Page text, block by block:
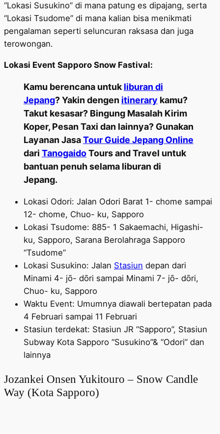
“Lokasi Susukino” di mana patung es dipajang, serta
“Lokasi Tsudome” di mana kalian bisa menikmati
pengalaman seperti seluncuran raksasa dan juga
terowongan.
Lokasi Event Sapporo Snow Fastival:
Kamu berencana untuk liburan di
Jepang? Yakin dengen itinerary kamu?
Takut kesasar? Bingung Masalah Kirim
Koper, Pesan Taxi dan lainnya? Gunakan
Layanan JasaTour Guide Jepang Online
dari TanogaidoTours and Travel untuk
bantuan penuh selama liburan di
Jepang.
Lokasi Odori: Jalan Odori Barat 1- chome sampai
12- chome, Chuo- ku, Sapporo
Lokasi Tsudome: 885- 1 Sakaemachi, Higashi-
ku, Sapporo, Sarana Berolahraga Sapporo
“Tsudome”
Lokasi Susukino: Jalan Stasiun depan dari
Minami 4- jō- dōri sampai Minami 7- jō- dōri,
Chuo- ku, Sapporo
Waktu Event: Umumnya diawali bertepatan pada
4 Februari sampai 11 Februari
Stasiun terdekat: Stasiun JR “Sapporo”, Stasiun
Subway Kota Sapporo “Susukino”& “Odori” dan
lainnya
Jozankei Onsen Yukitouro – Snow Candle
Way (Kota Sapporo)